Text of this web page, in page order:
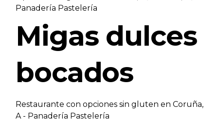
Panaderí­a Pastelerí­a
Migas dulces
bocados
Restaurante con opciones sin gluten en Coruña,
A - Panaderí­a Pastelerí­a